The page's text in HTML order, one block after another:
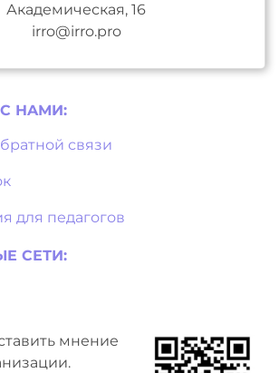
Академическая, 16
irro@irro.pro
НAМИ:
связи
для педагогов
СЕТИ:
мнение